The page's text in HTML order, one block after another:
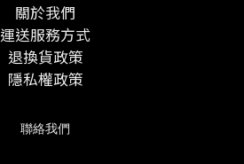
關於我們
運送服務方式
退換貨政策
隱私權政策
聯絡我們